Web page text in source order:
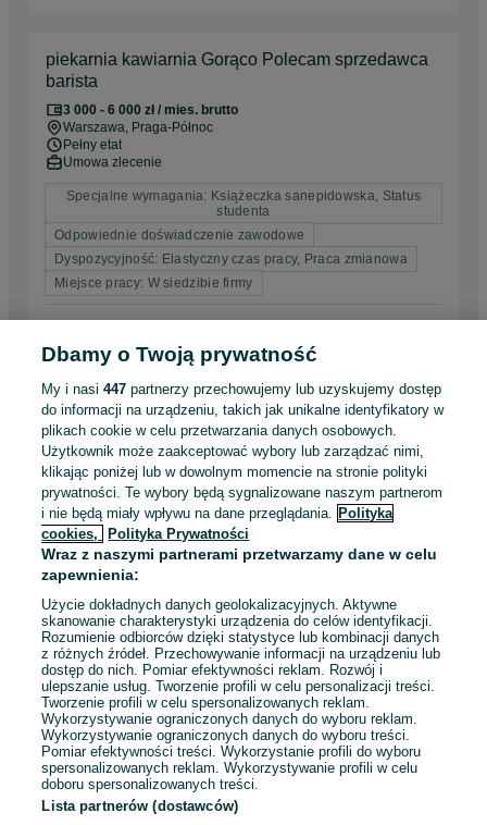
piekarnia kawiarnia Gorąco Polecam sprzedawca
barista
3 000 - 6 000 zł / mies. brutto
Warszawa, Praga-Północ
Pełny etat
Umowa zlecenie
Specjalne wymagania: Książeczka sanepidowska, Status
studenta
Odpowiednie doświadczenie zawodowe
Dyspozycyjność: Elastyczny czas pracy, Praca zmianowa
Miejsce pracy: W siedzibie firmy
Dołącz do zespołu nowo otwieranego
sklepu KISZECZKA!
KISZECZKA
5 500 - 7 500 zł / mies. brutto
Warszawa , Włochy
Pełny etat
Umowa o pracę, Umowa zlecenie
Specjalne wymagania: Książeczka sanepidowska, Status
Odpowiednie doświadczenie zawodowe
Dyspozycyjność: Praca zmianowa, Praca w weekendy
Miejsce pracy: W siedzibie firmy
+ 1 inne
Odświeżono dzisiaj o 04:48
Strona główna Praca Sprzedaż
Doradca klienta, sprzedawca
Doradca klienta, sprzedawca - Mazowieckie
Dbamy o Twoją prywatność
My i nasi447 partnerzy przechowujemy lub uzyskujemy dostęp
do informacji na urządzeniu, takich jak unikalne identyfikatory w
plikach cookie w celu przetwarzania danych osobowych.
Użytkownik może zaakceptować wybory lub zarządzać nimi,
klikając poniżej lub w dowolnym momencie na stronie polityki
prywatności. Te wybory będą sygnalizowane naszym partnerom
i nie będą miały wpływu na dane przeglądania. Polityka
cookies,
Polityka Prywatności
Wraz z naszymi partnerami przetwarzamy dane w celu
zapewnienia:
Użycie dokładnych danych geolokalizacyjnych. Aktywne
skanowanie charakterystyki urządzenia do celów identyfikacji.
Rozumienie odbiorców dzięki statystyce lub kombinacji danych
z różnych źródeł. Przechowywanie informacji na urządzeniu lub
dostęp do nich. Pomiar efektywności reklam. Rozwój i
ulepszanie usług. Tworzenie profili w celu personalizacji treści.
Tworzenie profili w celu spersonalizowanych reklam.
Wykorzystywanie ograniczonych danych do wyboru reklam.
Wykorzystywanie ograniczonych danych do wyboru treści.
Pomiar efektywności treści. Wykorzystanie profili do wyboru
spersonalizowanych reklam. Wykorzystywanie profili w celu
doboru spersonalizowanych treści.
Lista partnerów (dostawców)